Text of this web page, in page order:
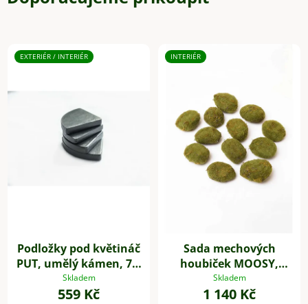
EXTERIÉR / INTERIÉR
Podložky pod květináč
PUT, umělý kámen, 7 x
7 cm, 4-set, šedé
Skladem
559 Kč
INTERIÉR
Sada mechových
houbiček MOOSY,
plast, zelená
Skladem
1 140 Kč